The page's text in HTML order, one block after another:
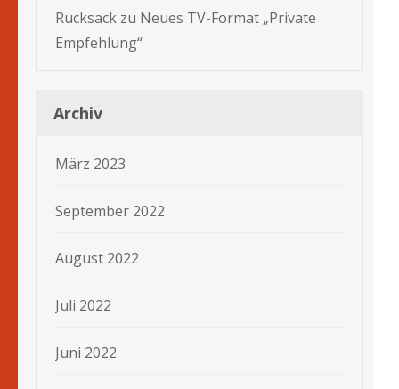
Rucksack zu Neues TV-Format „Private
Empfehlung“
Archiv
März 2023
September 2022
August 2022
Juli 2022
Juni 2022